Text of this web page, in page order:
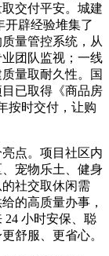
交付平安。城建
开辟经验堆集了
量管控系统，从
团队监视；一线
量取耐久性。国
已取得《商品房
按时交付，让购
点。项目社区内
宠物乐土、健身
社交取休闲需
的高质量办事，
24 小时安保、聪
舒服、更省心。